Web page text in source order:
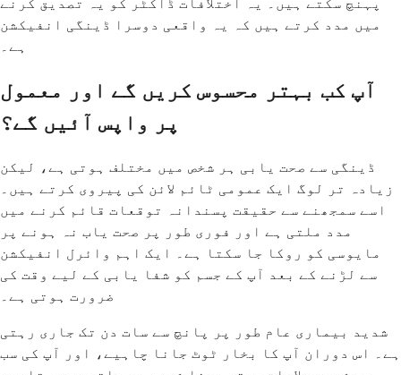
میں مدد کرتے ہیں کہ یہ واقعی دوسرا ڈینگی انفیکشن
ہے۔
آپ کب بہتر محسوس کریں گے اور معمول
پر واپس آئیں گے؟
ڈینگی سے صحت یابی ہر شخص میں مختلف ہوتی ہے، لیکن
زیادہ تر لوگ ایک عمومی ٹائم لائن کی پیروی کرتے ہیں۔
اسے سمجھنے سے حقیقت پسندانہ توقعات قائم کرنے میں
مدد ملتی ہے اور فوری طور پر صحت یاب نہ ہونے پر
مایوسی کو روکا جا سکتا ہے۔ ایک اہم وائرل انفیکشن
سے لڑنے کے بعد آپ کے جسم کو شفا یابی کے لیے وقت کی
ضرورت ہوتی ہے۔
شدید بیماری عام طور پر پانچ سے سات دن تک جاری رہتی
ہے۔ اس دوران آپ کا بخار ٹوٹ جانا چاہیے، اور آپ کی سب